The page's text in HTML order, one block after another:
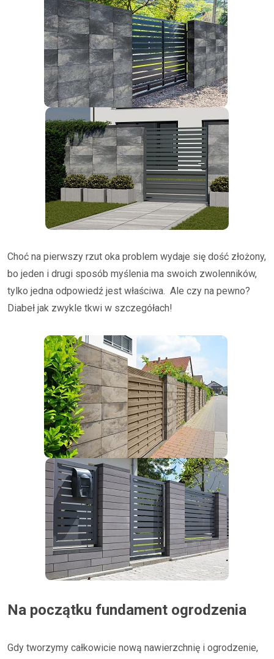
Choć na pierwszy rzut oka problem wydaje się dość złożony,
bo jeden i drugi sposób myślenia ma swoich zwolenników,
tylko jedna odpowiedź jest właściwa. Ale czy na pewno?
Diabeł jak zwykle tkwi w szczegółach!
Na początku fundament ogrodzenia
Gdy tworzymy całkowicie nową nawierzchnię i ogrodzenie,